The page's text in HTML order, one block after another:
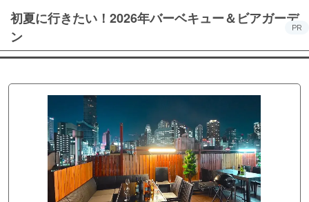
初夏に行きたい！2026年バーベキュー＆ビアガーデ
ン
PR